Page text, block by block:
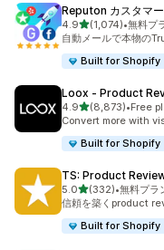
Reputon カスタマ
4.95つ星中
(1,074)
合計レビュー数：
•無料プ
自動メールで本物の
Built for Shopify
Loox ‑ Product
4.95つ星中
(8,873)
合計レビュー数：
•Free
Convert more with
Built for Shopify
TS: Product
5.05つ星中
(332)
合計レビュー数：332
•無料プラ
信頼を築くproduct
Built for Shopify